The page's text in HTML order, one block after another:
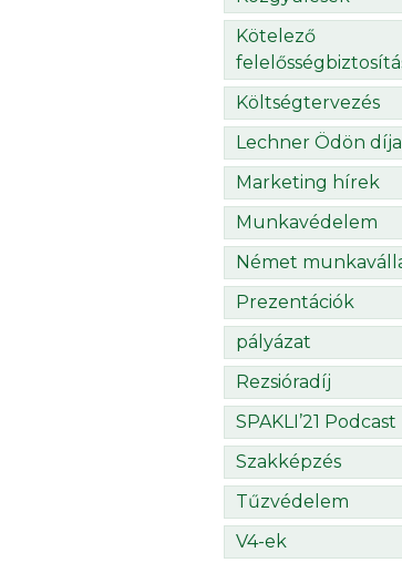
Kötelező
Költségtervezés
Lechner Ödön
Marketing hírek
Munkavédelem
Német
Prezentációk
pályázat
Rezsióradíj
SPAKLI’21 Podcast
Szakképzés
Tűzvédelem
V4-ek